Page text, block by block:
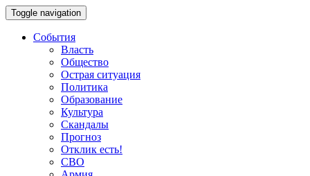
Toggle navigation
События
Власть
Общество
Острая ситуация
Политика
Образование
Культура
Скандалы
Прогноз
Отклик есть!
СВО